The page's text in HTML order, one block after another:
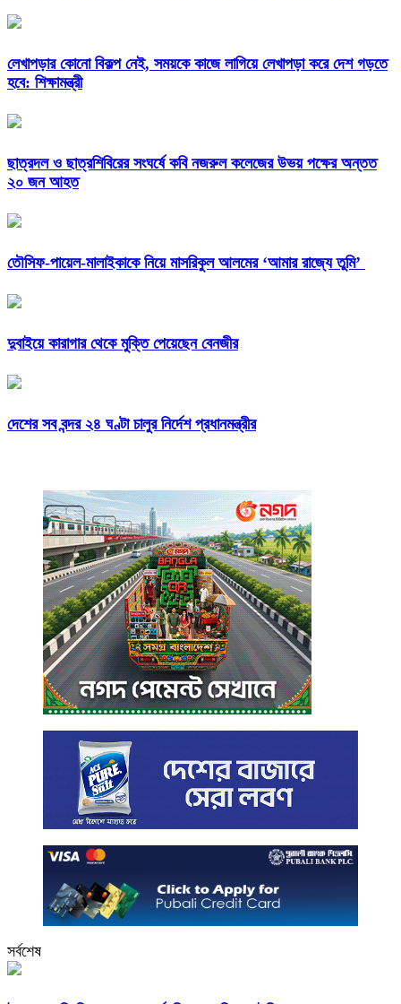
লেখাপড়ার কোনো বিকল্প নেই, সময়কে কাজে লাগিয়ে লেখাপড়া করে দেশ গড়তে
হবে: শিক্ষামন্ত্রী
ছাত্রদল ও ছাত্রশিবিরের সংঘর্ষে কবি নজরুল কলেজের উভয় পক্ষের অন্তত
২০ জন আহত
তৌসিফ-পায়েল-মালাইকাকে নিয়ে মাসরিকুল আলমের ‘আমার রাজ্যে তুমি’
দুবাইয়ে কারাগার থেকে মুক্তি পেয়েছেন বেনজীর
দেশের সব বন্দর ২৪ ঘণ্টা চালুর নির্দেশ প্রধানমন্ত্রীর
সর্বশেষ